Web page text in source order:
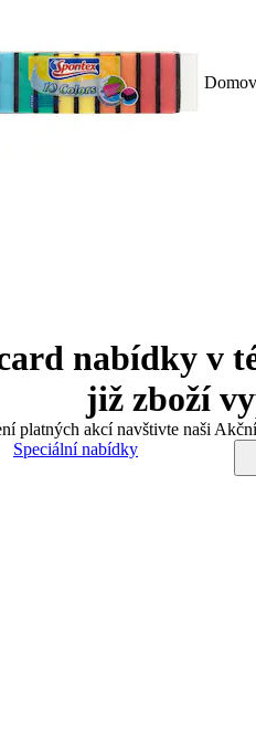
nabídky v
již zboží
platných akcí navštivte naši
Speciální nabídky